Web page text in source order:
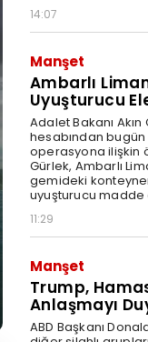
14:07
Manşet
Ambarlı
Uyuşturucu
Adalet Bakanı
hesabından
operasyona ilişkin
Gürlek, Ambarlı
gemideki
uyuşturucu
11:29
Manşet
Trump,
Anlaşmayı
ABD Başkanı